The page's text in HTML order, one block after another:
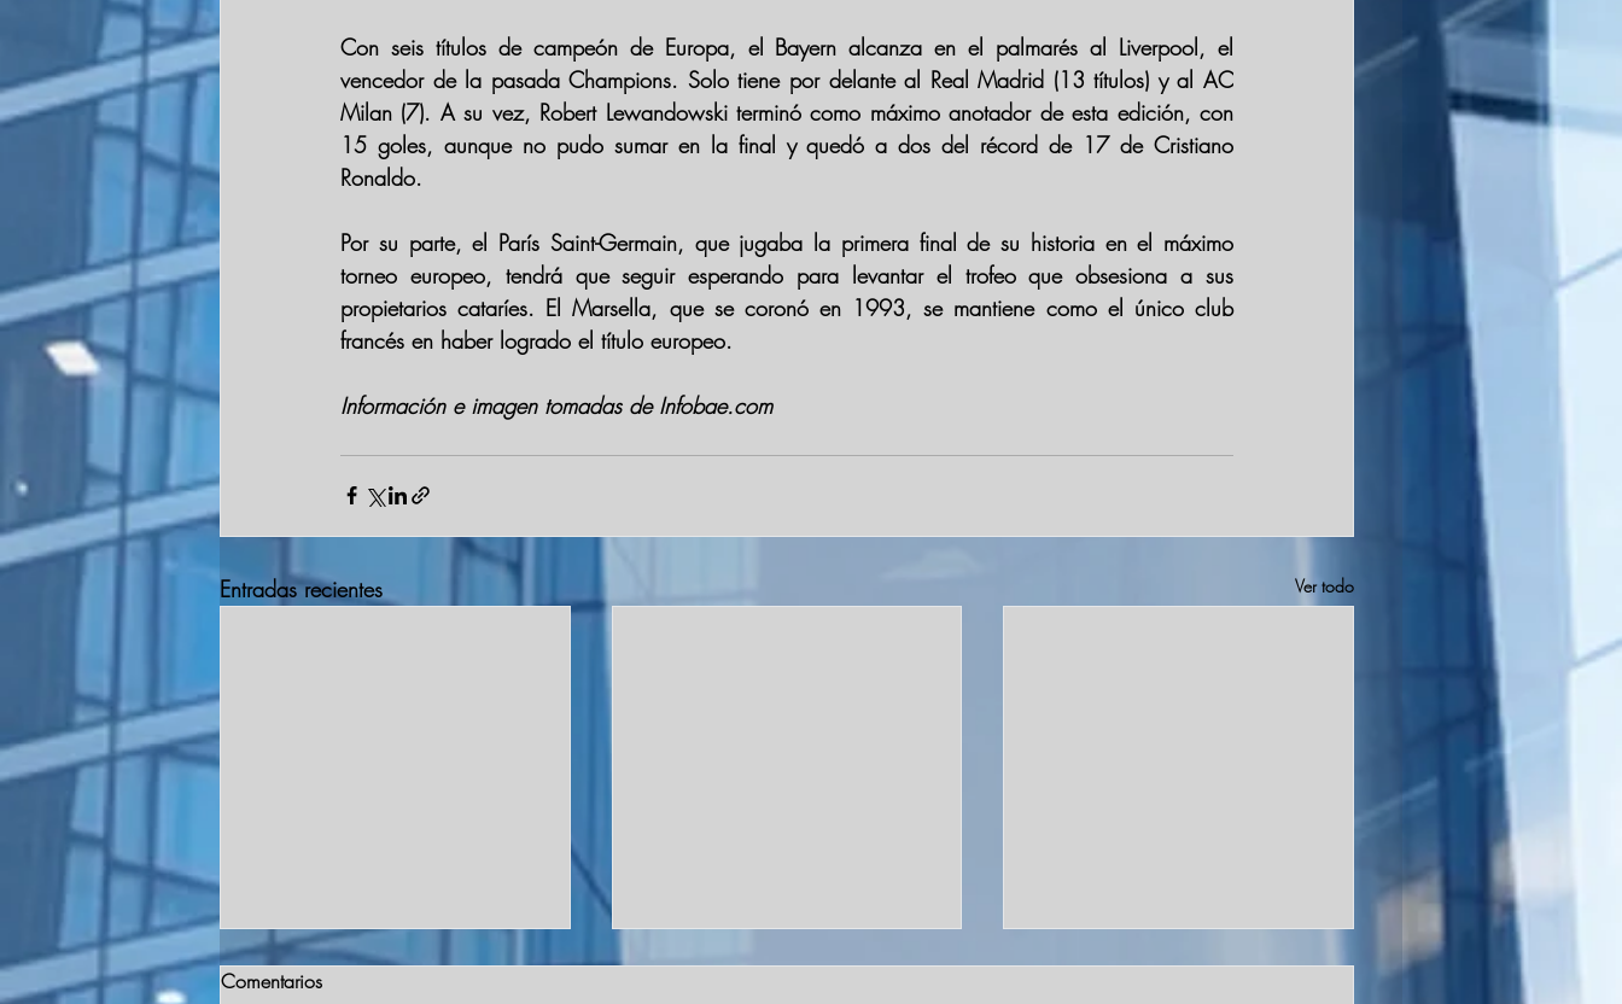
Con seis títulos de campeón de Europa, el Bayern alcanza en el palmarés al Liverpool, el
vencedor de la pasada Champions. Solo tiene por delante al Real Madrid (13 títulos) y al AC
Milan (7). A su vez, Robert Lewandowski terminó como máximo anotador de esta edición, con
15 goles, aunque no pudo sumar en la final y quedó a dos del récord de 17 de Cristiano
Ronaldo.
Por su parte, el París Saint-Germain, que jugaba la primera final de su historia en el máximo
torneo europeo, tendrá que seguir esperando para levantar el trofeo que obsesiona a sus
propietarios cataríes. El Marsella, que se coronó en 1993, se mantiene como el único club
francés en haber logrado el título europeo.
Información e imagen tomadas de Infobae.com
Entradas recientes Ver todo
Comentarios